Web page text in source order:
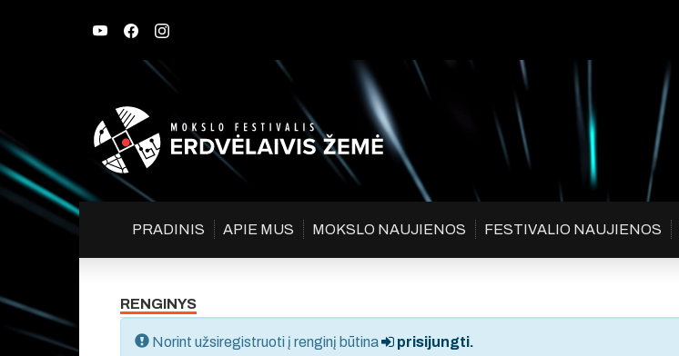
PRADINIS APIE MUS MOKSLO NAUJIENOS FESTIVALIO NAUJIENOS
RENGINYS
Norint užsiregistruoti į renginį būtina prisijungti.